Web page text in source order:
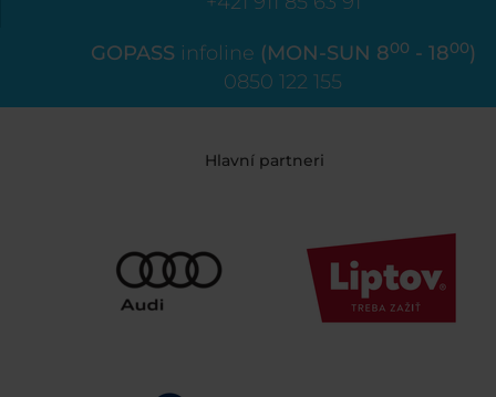
GOPASS infoline (MON-SUN 800 - 1800)
0850 122 155
Hlavní partneri